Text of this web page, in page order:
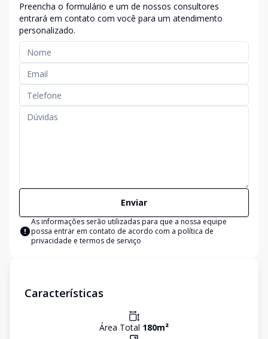
Preencha o formulário e um de nossos consultores
entrará em contato com você para um atendimento
personalizado.
Enviar
As informações serão utilizadas para que a nossa equipe
possa entrar em contato de acordo com a política de
privacidade e termos de serviço
Características
Área Total 180m²